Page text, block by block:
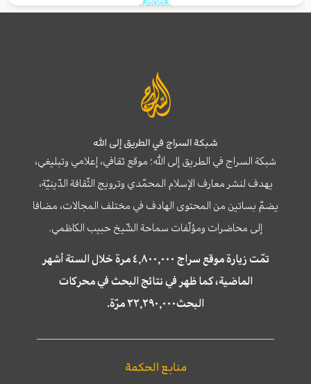
شبكة السراج في الطريق إلى الله
شبكة السراج في الطريق إلى الله؛ موقع ثقافي، إعلامي وتبليغي،
يهدف لنشر معارف الإسلام المحمّدي وترويج الثّقافة الدّينيّة،
يضمّ بساتين من المحتوى الهادف في مختلف المجالات، مضافا
إلى محاضرات ومؤلّفات سماحة الشّيخ حبيب الكاظمي.
تمّت زيارة موقع سراج ٤,٨٠٠,٠٠٠ مرة خلال الستة أشهر
الماضية، كما ظهر في نتائج البحث في محركات
البحث٢٢,٢٩٠,٠٠٠ مرّة.
منابع الحكمة